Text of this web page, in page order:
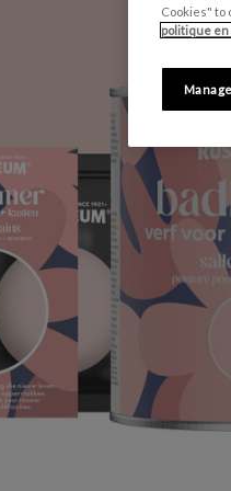
Cookies" to
politique